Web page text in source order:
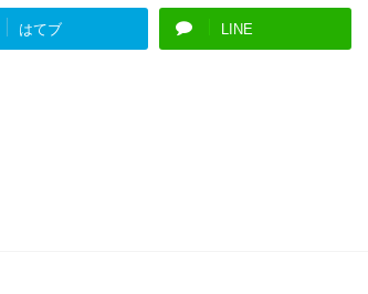
はてブ LINE